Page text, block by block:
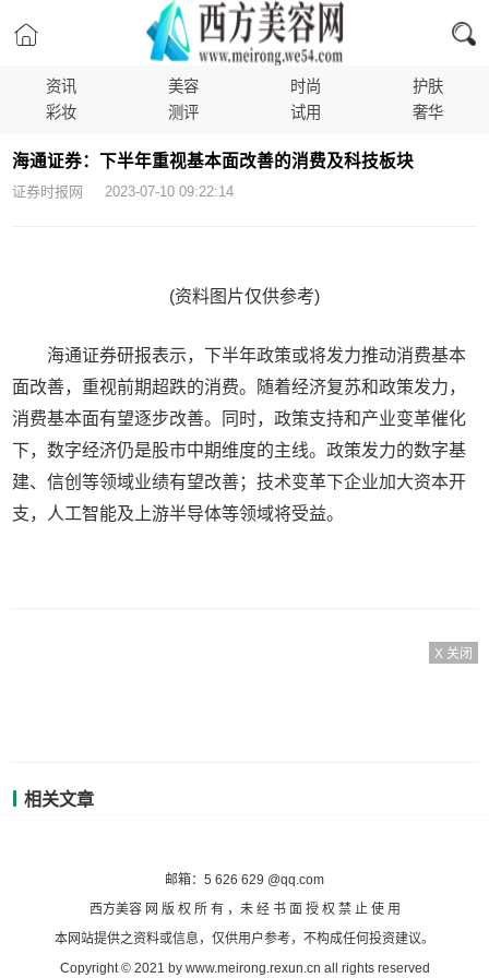
资讯 美容 时尚
护肤
彩妆
测评 试用 奢华
海通证券：下半年重视基本面改善的消费及科技板块
证券时报网 2023-07-10 09:22:14
(资料图片仅供参考)
海通证券研报表示，下半年政策或将发力推动消费基本
面改善，重视前期超跌的消费。随着经济复苏和政策发力，
消费基本面有望逐步改善。同时，政策支持和产业变革催化
下，数字经济仍是股市中期维度的主线。政策发力的数字基
建、信创等领域业绩有望改善；技术变革下企业加大资本开
支，人工智能及上游半导体等领域将受益。
X 关闭
相关文章
邮箱：5 626 629 @qq.com
西方美容 网 版 权 所 有 ，未 经 书 面 授 权 禁 止 使 用
本网站提供之资料或信息，仅供用户参考，不构成任何投资建议。
Copyright © 2021 by www.meirong.rexun.cn all rights reserved